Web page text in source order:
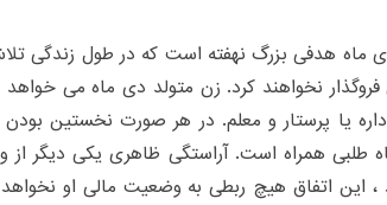
ماه هدفی بزرگ نهفته است که در طول زندگی
فروگذار نخواهند کرد. زن متولد دی ماه می
یا پرستار و معلم. در هر صورت نخستین
طلبی همراه است. آراستگی ظاهری یکی دیگر از
اتفاق هیچ ربطی به وضعیت مالی او